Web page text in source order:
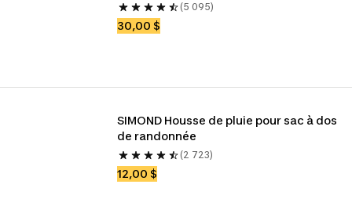
(5 095)
30,00 $
SIMOND Housse de pluie pour sac à dos
de randonnée
(2 723)
12,00 $